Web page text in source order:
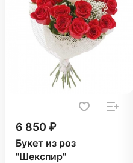
6 850 ₽
Букет из роз
"Шекспир"